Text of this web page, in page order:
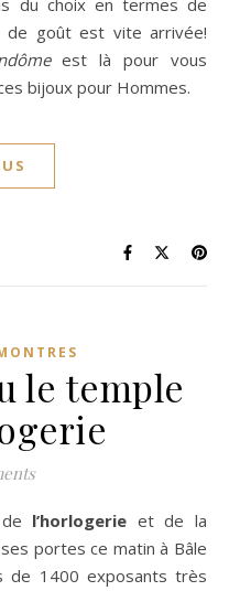
du choix en termes de
de goût est vite arrivée!
est là pour vous
bijoux pour Hommes.
le temple
l’horlogerie et de la
portes ce matin à Bâle
de 1400 exposants très